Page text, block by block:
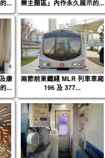
...
樂主題區」內作永久展示的...
康
...
兩節前東鐵綫 MLR 列車車廂
196 及 377...